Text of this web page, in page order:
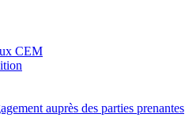
CEM
auprès des parties prenantes